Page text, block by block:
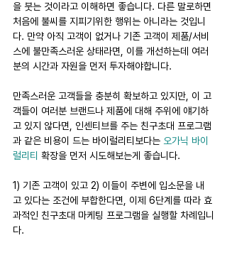
을 붓는 것이라고 이해하면 좋습니다. 다른 말로하면
처음에 불씨를 지피기위한 행위는 아니라는 것입니
다. 만약 아직 고객이 없거나 기존 고객이 제품/서비
스에 불만족스러운 상태라면, 이를 개선하는데 여러
분의 시간과 자원을 먼저 투자해야합니다.
만족스러운 고객들을 충분히 확보하고 있지만, 이 고
객들이 여러분 브랜드나 제품에 대해 주위에 얘기하
고 있지 않다면, 인센티브를 주는 친구초대 프로그램
과 같은 비용이 드는 바이럴리티보다는 오가닉 바이
럴리티 확장을 먼저 시도해보는게 좋습니다.
1) 기존 고객이 있고 2) 이들이 주변에 입소문을 내
고 있다는 조건에 부합한다면, 이제 6단계를 따라 효
과적인 친구초대 마케팅 프로그램을 실행할 차례입니
다.